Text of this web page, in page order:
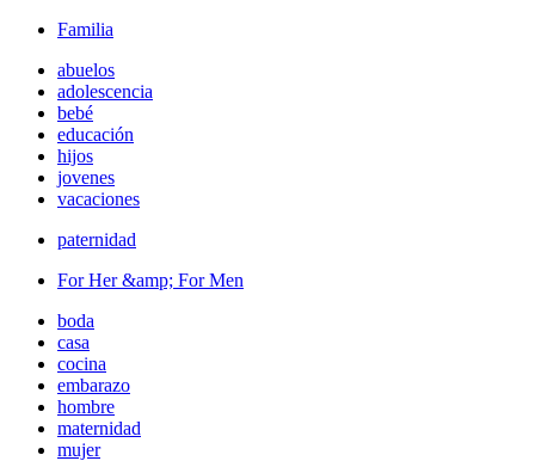
Familia
abuelos
adolescencia
bebé
educación
hijos
jovenes
vacaciones
paternidad
For Her &amp; For Men
boda
casa
cocina
embarazo
hombre
maternidad
mujer